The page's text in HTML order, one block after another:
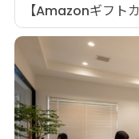
【Amazonギフト